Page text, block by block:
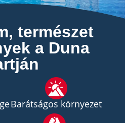
természet
a Duna
Barátságos környezet